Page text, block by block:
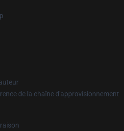
de la chaîne d'approvisionnement